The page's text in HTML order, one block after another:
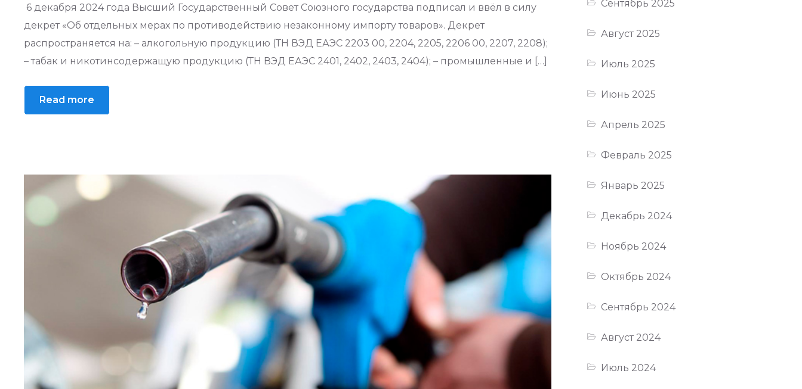
6 декабря 2024 года Высший Государственный Совет Союзного государства подписал и ввёл в силу
декрет «Об отдельных мерах по противодействию незаконному импорту товаров». Декрет
распространяется на: – алкогольную продукцию (ТН ВЭД ЕАЭС 2203 00, 2204, 2205, 2206 00, 2207, 2208);
– табак и никотинсодержащую продукцию (ТН ВЭД ЕАЭС 2401, 2402, 2403, 2404); – промышленные и […]
Read more
Сентябрь 2025
Август 2025
Июль 2025
Июнь 2025
Апрель 2025
Февраль 2025
Январь 2025
Декабрь 2024
Ноябрь 2024
Октябрь 2024
Сентябрь 2024
Август 2024
Июль 2024